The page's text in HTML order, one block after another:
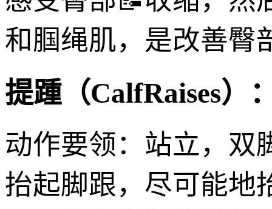
和腘绳肌，是改善臀
提踵（CalfRaises）
动作要领：站立，双
抬起脚跟，尽可能地